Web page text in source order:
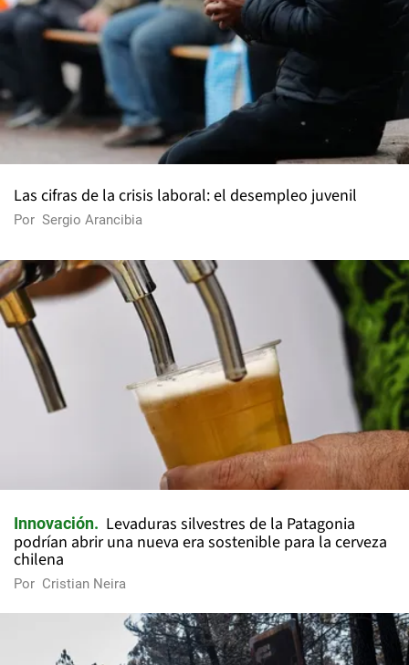
Las cifras de la crisis laboral: el desempleo juvenil
Por Sergio Arancibia
Innovación
Levaduras silvestres de la Patagonia
podrían abrir una nueva era sostenible para la cerveza
chilena
Por Cristian Neira